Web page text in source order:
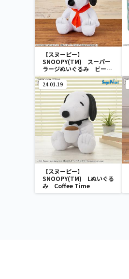
【スヌーピー】
SNOOPY(TM) スーパー
ラージぬいぐるみ ビーグ
ル・スカウト
24.01.19
【スヌーピー】
SNOOPY(TM) Lぬいぐる
み Coffee Time